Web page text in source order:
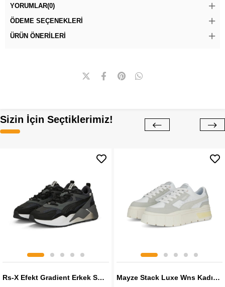
YORUMLAR(0)
ÖDEME SEÇENEKLERI
ÜRÜN ÖNERILERI
Sizin İçin Seçtiklerimiz!
Rs-X Efekt Gradient Erkek Sneaker Mayze Stack Luxe Wns Kadın Sneaker